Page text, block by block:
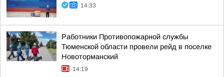
14:33
Работники Противопожарной службы
Тюменской области провели рейд в поселке
Новоторманский
14:19